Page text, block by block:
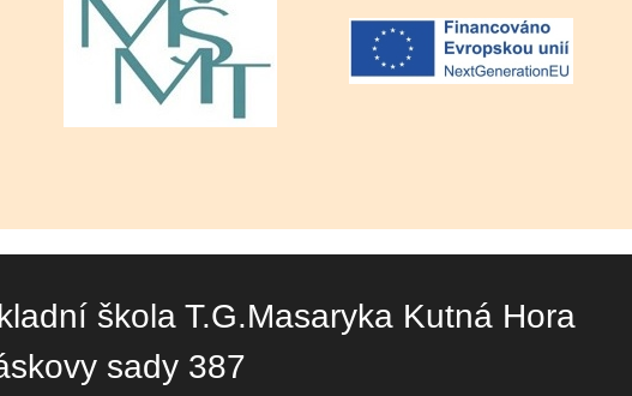
škola T.G.Masaryka Kutná Hora
sady 387